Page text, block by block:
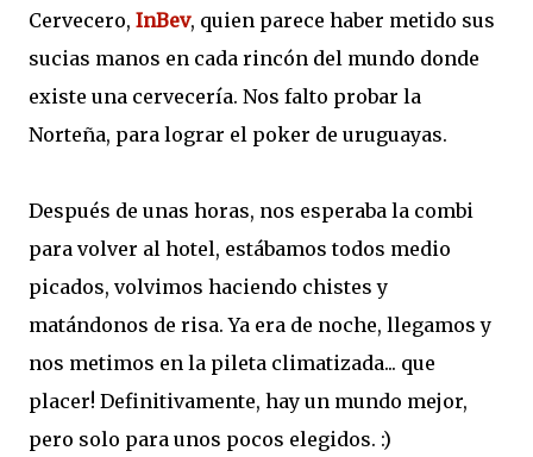
Cervecero, InBev, quien parece haber metido sus
sucias manos en cada rincón del mundo donde
existe una cervecería. Nos falto probar la
Norteña, para lograr el poker de uruguayas.
Después de unas horas, nos esperaba la combi
para volver al hotel, estábamos todos medio
picados, volvimos haciendo chistes y
matándonos de risa. Ya era de noche, llegamos y
nos metimos en la pileta climatizada... que
placer! Definitivamente, hay un mundo mejor,
pero solo para unos pocos elegidos. :)